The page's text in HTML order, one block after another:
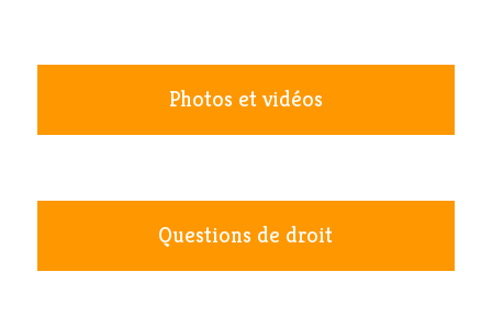
Photos et vidéos
Questions de droit